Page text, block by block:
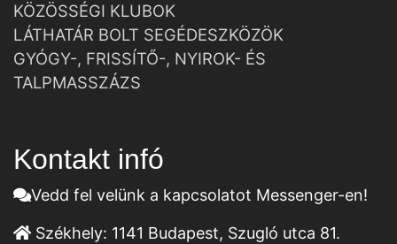
KÖZÖSSÉGI KLUBOK
LÁTHATÁR BOLT SEGÉDESZKÖZÖK
GYÓGY-, FRISSÍTŐ-, NYIROK- ÉS
TALPMASSZÁZS
Kontakt infó
Vedd fel velünk a kapcsolatot Messenger-en!
Székhely: 1141 Budapest, Szugló utca 81.